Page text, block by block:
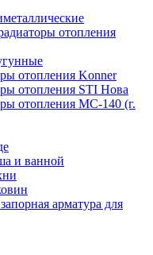
отопления
отопления Konner
отопления STI Нова
отопления МС-140 (г.
и ванной
арматура для